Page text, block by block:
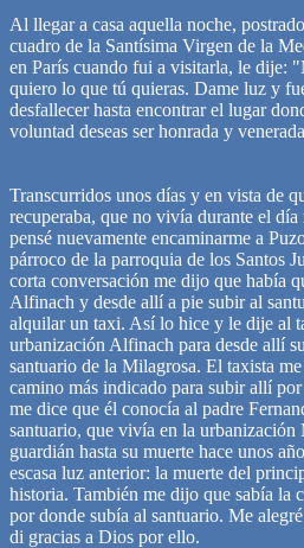
Al llegar a casa aquella noche,
cuadro de la Santísima Virgen de la
en París cuando fui a visitarla, le dije:
quiero lo que tú quieras. Dame luz y
desfallecer hasta encontrar el lugar
voluntad deseas ser honrada y
Transcurridos unos días y en vista de
recuperaba, que no vivía durante el día
pensé nuevamente encaminarme a
párroco de la parroquia de los Santos
corta conversación me dijo que había
Alfinach y desde allí a pie subir al
alquilar un taxi. Así lo hice y le dije al
urbanización Alfinach para desde allí
santuario de la Milagrosa. El taxista
camino más indicado para subir allí
me dice que él conocía al padre
santuario, que vivía en la urbanización
guardián hasta su muerte hace unos
escasa luz anterior: la muerte del
historia. También me dijo que sabía la
por donde subía al santuario. Me
di gracias a Dios por ello.